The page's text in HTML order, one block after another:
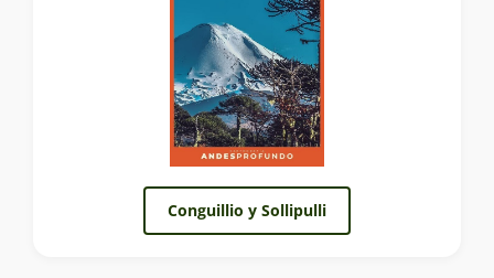
Conguillio y Sollipulli